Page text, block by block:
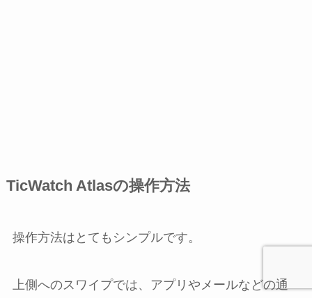
TicWatch Atlasの操作方法
操作方法はとてもシンプルです。
上側へのスワイプでは、アプリやメールなどの通